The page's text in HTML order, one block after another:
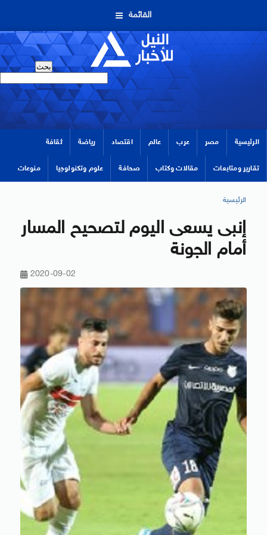
القائمة
الرئيسية مصر عرب عالم اقتصاد رياضة ثقافة
تقارير ومتابعات مقالات وكتاب صحافة علوم وتكنولوجيا منوعات
الرئيسية
إنبى يسعى اليوم لتصحيح المسار
أمام الجونة
2020-09-02